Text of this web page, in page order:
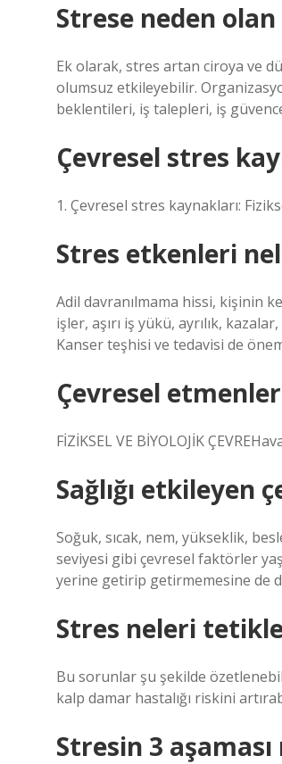
Strese neden
Ek olarak, stres artan ciroya ve
olumsuz etkileyebilir.
beklentileri, iş talepleri, iş
Çevresel stres
1. Çevresel stres kaynakları:
Stres etkenleri
Adil davranılmama hissi, kişinin
işler, aşırı iş yükü, ayrılık,
Kanser teşhisi ve tedavisi de
Çevresel
FİZİKSEL VE ​​BİYOLOJİK
Sağlığı etkileyen
Soğuk, sıcak, nem, yükseklik,
seviyesi gibi çevresel faktörler
yerine getirip getirmemesine de
Stres neleri
Bu sorunlar şu şekilde
kalp damar hastalığı riskini
Stresin 3